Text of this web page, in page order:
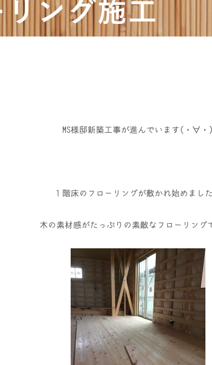
リング施工
MS様邸新築工事が進んでいます(・∀・)
１階床のフローリングが敷かれ始めました
木の素材感がたっぷりの素敵なフローリング